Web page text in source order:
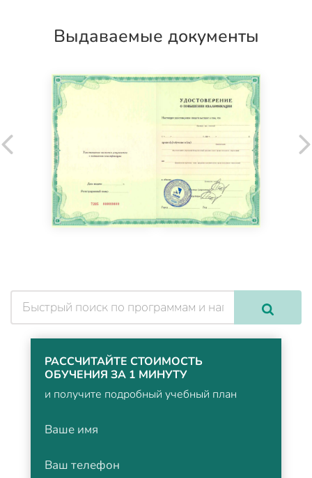
Выдаваемые документы
РАССЧИТАЙТЕ СТОИМОСТЬ
ОБУЧЕНИЯ ЗА 1 МИНУТУ
и получите подробный учебный план
Ваше имя
Ваш телефон